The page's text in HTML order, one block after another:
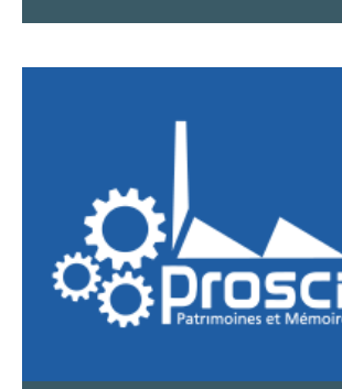
Fédération Régionale pour
Atelier du Livre d’art et de
La Rubanerie
Musée du Textile et de la Vie
(MTVS)
Centre Historique Minier
TAMAT, Musée de la
des Arts Textiles
Ombelliscience